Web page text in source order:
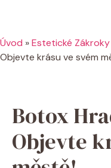
Úvod »Estetické Zákroky
Objevte krásu ve svém
Botox
Objevte